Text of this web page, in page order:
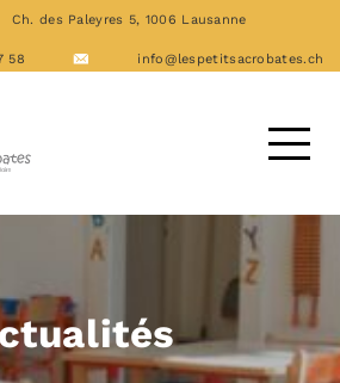
Ch. des Paleyres 5, 1006 Lausanne
58 info@lespetitsacrobates.ch
FORMATIONS
LES REPAS
D’ACCUEIL